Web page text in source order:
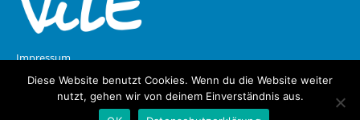
Impressum
Datenschutz
Diese Website benutzt Cookies. Wenn du die Website weiter
nutzt, gehen wir von deinem Einverständnis aus.